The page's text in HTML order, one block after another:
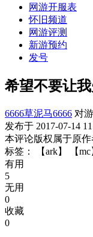
网游开服表
怀旧频道
网游评测
新游预约
发号
希望不要让
6666草泥马6666 对
发布于 2017-07-14
本评论版权属于原
标签：
【ark】 【mc
有用
5
无用
0
收藏
0